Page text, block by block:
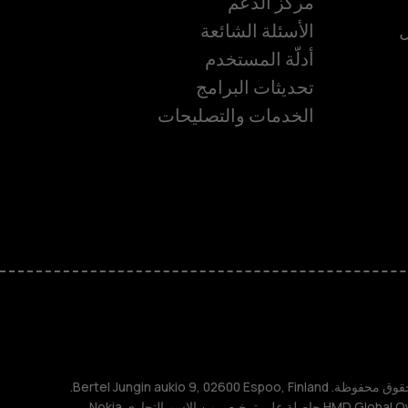
الأسئلة الشائعة
أدلّة المستخدم
تحديثات البرامج
الخدمات والتصليحات
TM و © 2026 HMD Global. جميع الحقوق محفوظة. Bertel Jungin aukio 9, 02600 Espoo, Finland.